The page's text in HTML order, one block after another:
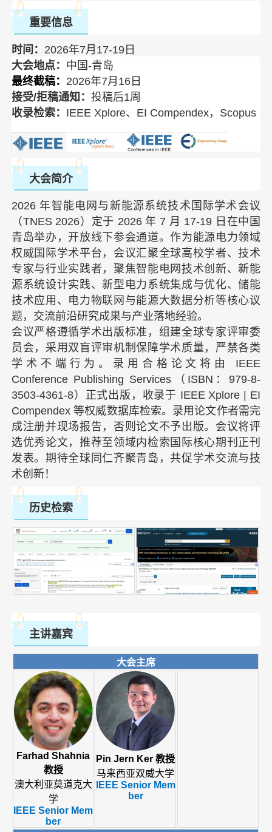
重要信息
时间： 2026年7月17-19日
大会地点： 中国-青岛
最终截稿： 2026年7月16日
接受/拒稿通知：投稿后1周
收录检索： IEEE Xplore、EI Compendex，Scopus
大会简介
2026 年智能电网与新能源系统技术国际学术会议
（TNES 2026）定于 2026 年 7 月 17-19 日在中国
青岛举办，开放线下参会通道。作为能源电力领域
权威国际学术平台，会议汇聚全球高校学者、技术
专家与行业实践者，聚焦智能电网技术创新、新能
源系统设计实践、新型电力系统集成与优化、储能
技术应用、电力物联网与能源大数据分析等核心议
题，交流前沿研究成果与产业落地经验。
会议严格遵循学术出版标准，组建全球专家评审委
员会，采用双盲评审机制保障学术质量，严禁各类
学术不端行为。录用合格论文将由 IEEE
Conference Publishing Services（ISBN：979-8-
3503-4361-8）正式出版，收录于 IEEE Xplore | EI
Compendex 等权威数据库检索。录用论文作者需完
成注册并现场报告，否则论文不予出版。会议将评
选优秀论文，推荐至领域内检索国际核心期刊正刊
发表。期待全球同仁齐聚青岛，共促学术交流与技
术创新！
历史检索
主讲嘉宾
大会主席
Farhad Shahnia
教授
澳大利亚莫道克大
学
IEEE Senior Mem
ber
Pin Jern Ker 教授
马来西亚双威大学
IEEE Senior Mem
ber